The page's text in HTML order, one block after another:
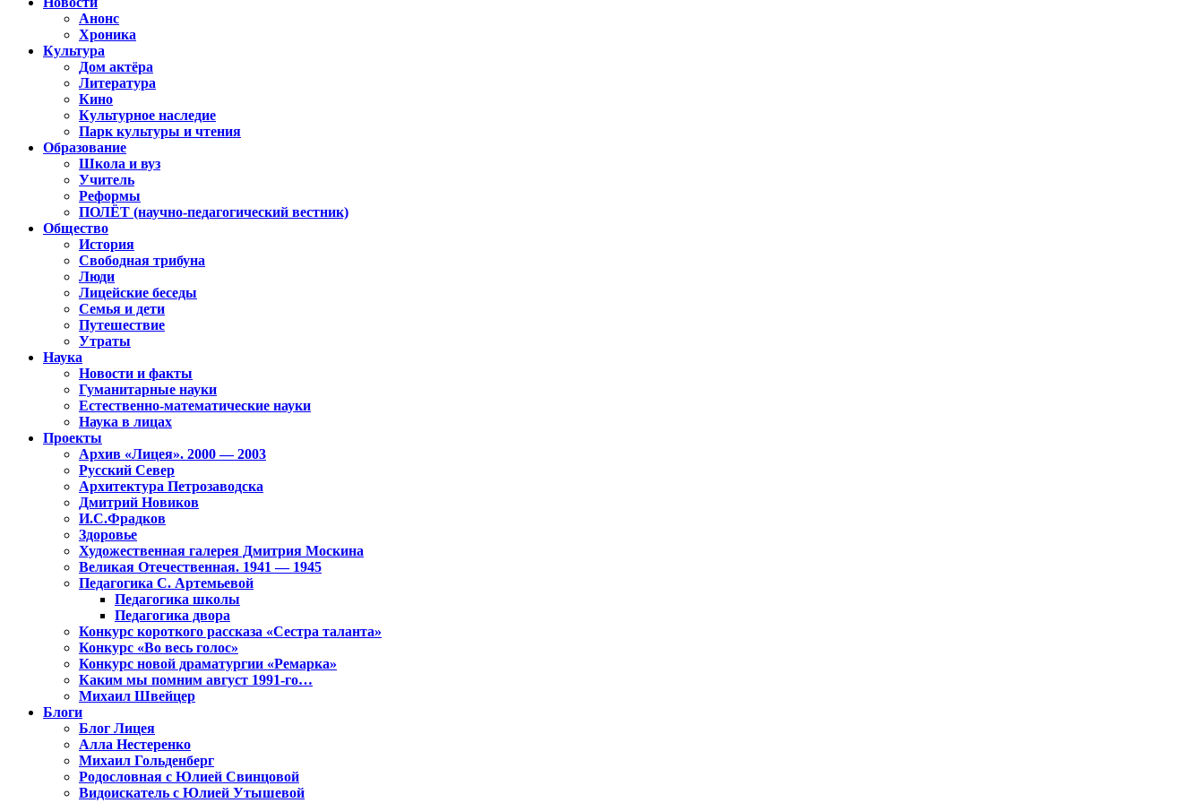
Анонс
Хроника
Культура
Дом актёра
Литература
Кино
Культурное наследие
Парк культуры и чтения
Образование
Школа и вуз
Учитель
Реформы
ПОЛЁТ (научно-педагогический вестник)
Общество
История
Свободная трибуна
Люди
Лицейские беседы
Семья и дети
Путешествие
Утраты
Наука
Новости и факты
Гуманитарные науки
Естественно-математические науки
Наука в лицах
Проекты
Архив «Лицея». 2000 — 2003
Русский Север
Архитектура Петрозаводска
Дмитрий Новиков
И.С.Фрадков
Здоровье
Художественная галерея Дмитрия Москина
Великая Отечественная. 1941 — 1945
Педагогика С. Артемьевой
Педагогика школы
Педагогика двора
Конкурс короткого рассказа «Сестра таланта»
Конкурс «Во весь голос»
Конкурс новой драматургии «Ремарка»
Каким мы помним август 1991-го…
Михаил Швейцер
Блоги
Блог Лицея
Алла Нестеренко
Михаил Гольденберг
Родословная с Юлией Свинцовой
Видоискатель с Юлией Утышевой